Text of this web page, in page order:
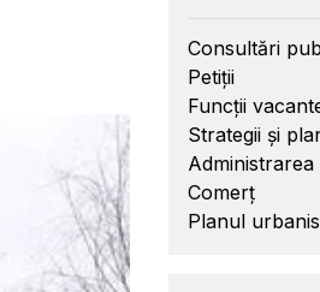
Consultări
Petiții
Funcții
Strategii și
Comerț
Planul